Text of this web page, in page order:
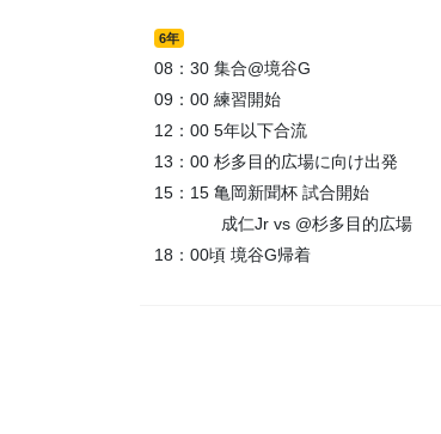
6年
08：30 集合@境谷G
09：00 練習開始
12：00 5年以下合流
13：00 杉多目的広場に向け出発
15：15 亀岡新聞杯 試合開始
成仁Jr vs @杉多目的広場
18：00頃 境谷G帰着